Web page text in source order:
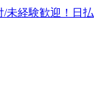
/未経験歓迎！日払